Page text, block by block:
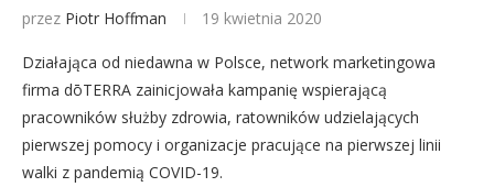
przez Piotr Hoffman 19 kwietnia 2020
Działająca od niedawna w Polsce, network marketingowa
firma dōTERRA zainicjowała kampanię wspierającą
pracowników służby zdrowia, ratowników udzielających
pierwszej pomocy i organizacje pracujące na pierwszej linii
walki z pandemią COVID-19.